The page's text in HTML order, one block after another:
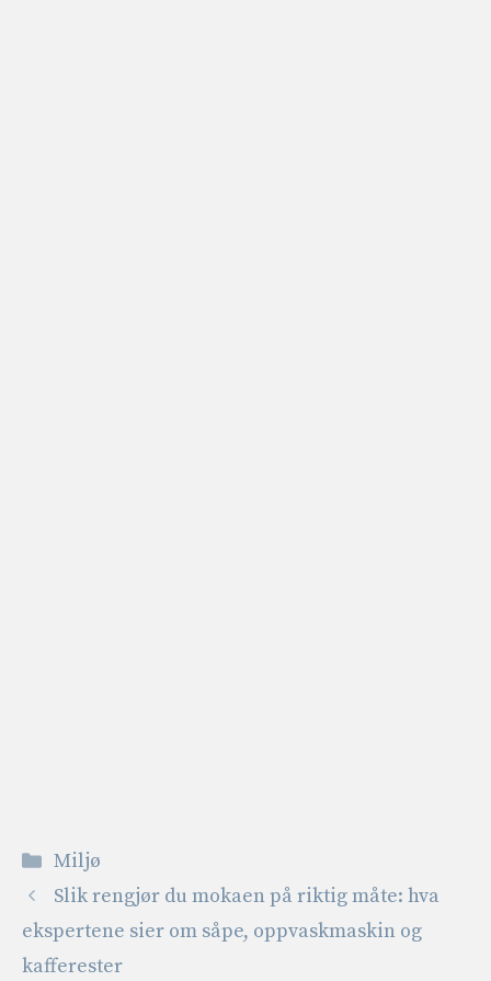
Kategorier
Miljø
Slik rengjør du mokaen på riktig måte: hva
ekspertene sier om såpe, oppvaskmaskin og
kafferester